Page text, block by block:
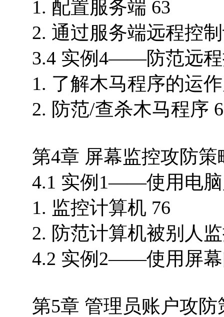
1. 配置服务端 63
2. 通过服务端远程控
3.4 实例4——防范远程
1. 了解木马程序的运
2. 防范/查杀木马程序
第4章 屏幕监控攻防策
4.1 实例1——使用电脑
1. 监控计算机 76
2. 防范计算机被别人
4.2 实例2——使用屏幕
第5章 管理员账户攻防